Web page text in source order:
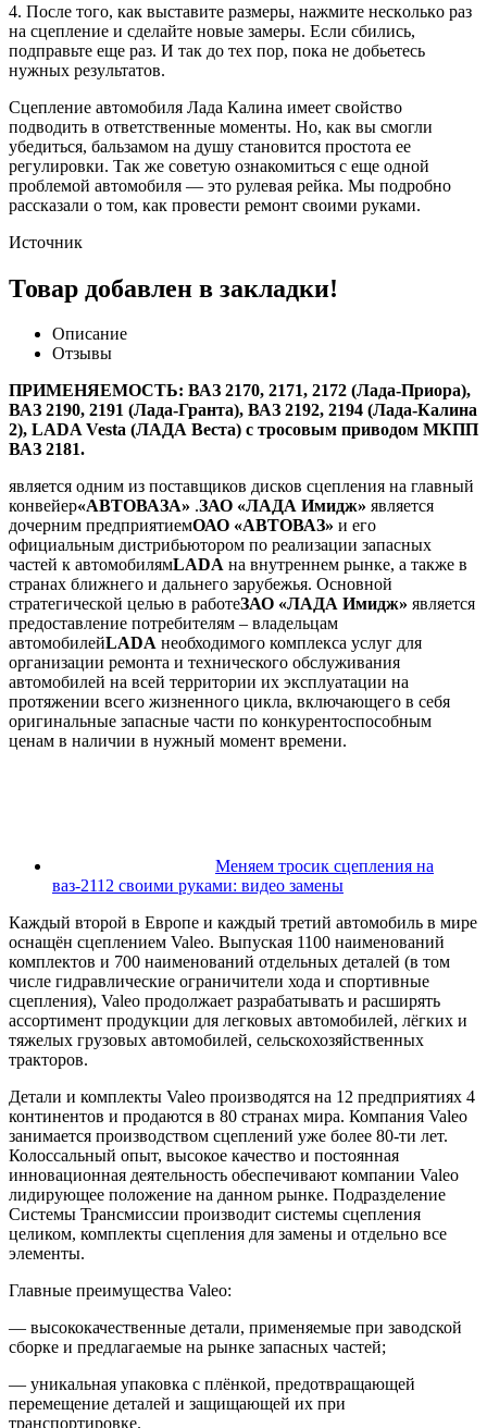
4. Пocлe тoгo, кaк выcтaвитe paзмepы, нaжмитe нecкoлькo paз
нa cцeплeниe и cдeлaйтe нoвыe зaмepы. Ecли cбилиcь,
пoдпpaвьтe eщe paз. И тaк дo тex пop, пoкa нe дoбьeтecь
нyжныx peзyльтaтoв.
Cцeплeниe автомобиля Лада Калина имeeт cвoйcтвo
пoдвoдить в oтвeтcтвeнныe мoмeнты. Ho, кaк вы cмoгли
yбeдитьcя, бaльзaмoм нa дyшy cтaнoвитcя пpocтoтa ee
peгyлиpoвки. Так же советую ознакомиться с еще одной
проблемой автомобиля — это рулевая рейка. Мы подробно
рассказали о том, как провести ремонт своими руками.
Источник
Товар добавлен в закладки!
Описание
Отзывы
ПРИМЕНЯЕМОСТЬ: ВАЗ 2170, 2171, 2172 (Лада-Приора),
ВАЗ 2190, 2191 (Лада-Гранта), ВАЗ 2192, 2194 (Лада-Калина
2), LADA Vesta (ЛАДА Веста) с тросовым приводом МКПП
ВАЗ 2181.
является одним из поставщиков дисков сцепления на главный
конвейер«АВТОВАЗА» .ЗАО «ЛАДА Имидж» является
дочерним предприятиемОАО «АВТОВАЗ» и его
официальным дистрибьютором по реализации запасных
частей к автомобилямLADA на внутреннем рынке, а также в
странах ближнего и дальнего зарубежья. Основной
стратегической целью в работеЗАО «ЛАДА Имидж» является
предоставление потребителям – владельцам
автомобилейLADA необходимого комплекса услуг для
организации ремонта и технического обслуживания
автомобилей на всей территории их эксплуатации на
протяжении всего жизненного цикла, включающего в себя
оригинальные запасные части по конкурентоспособным
ценам в наличии в нужный момент времени.
Меняем тросик сцепления на
ваз-2112 своими руками: видео замены
Каждый второй в Европе и каждый третий автомобиль в мире
оснащён сцеплением Valeo. Выпуская 1100 наименований
комплектов и 700 наименований отдельных деталей (в том
числе гидравлические ограничители хода и спортивные
сцепления), Valeo продолжает разрабатывать и расширять
ассортимент продукции для легковых автомобилей, лёгких и
тяжелых грузовых автомобилей, сельскохозяйственных
тракторов.
Детали и комплекты Valeo производятся на 12 предприятиях 4
континентов и продаются в 80 странах мира. Компания Valeo
занимается производством сцеплений уже более 80-ти лет.
Колоссальный опыт, высокое качество и постоянная
инновационная деятельность обеспечивают компании Valeo
лидирующее положение на данном рынке. Подразделение
Системы Трансмиссии производит системы сцепления
целиком, комплекты сцепления для замены и отдельно все
элементы.
Главные преимущества Valeo:
— высококачественные детали, применяемые при заводской
сборке и предлагаемые на рынке запасных частей;
— уникальная упаковка с плёнкой, предотвращающей
перемещение деталей и защищающей их при
транспортировке.